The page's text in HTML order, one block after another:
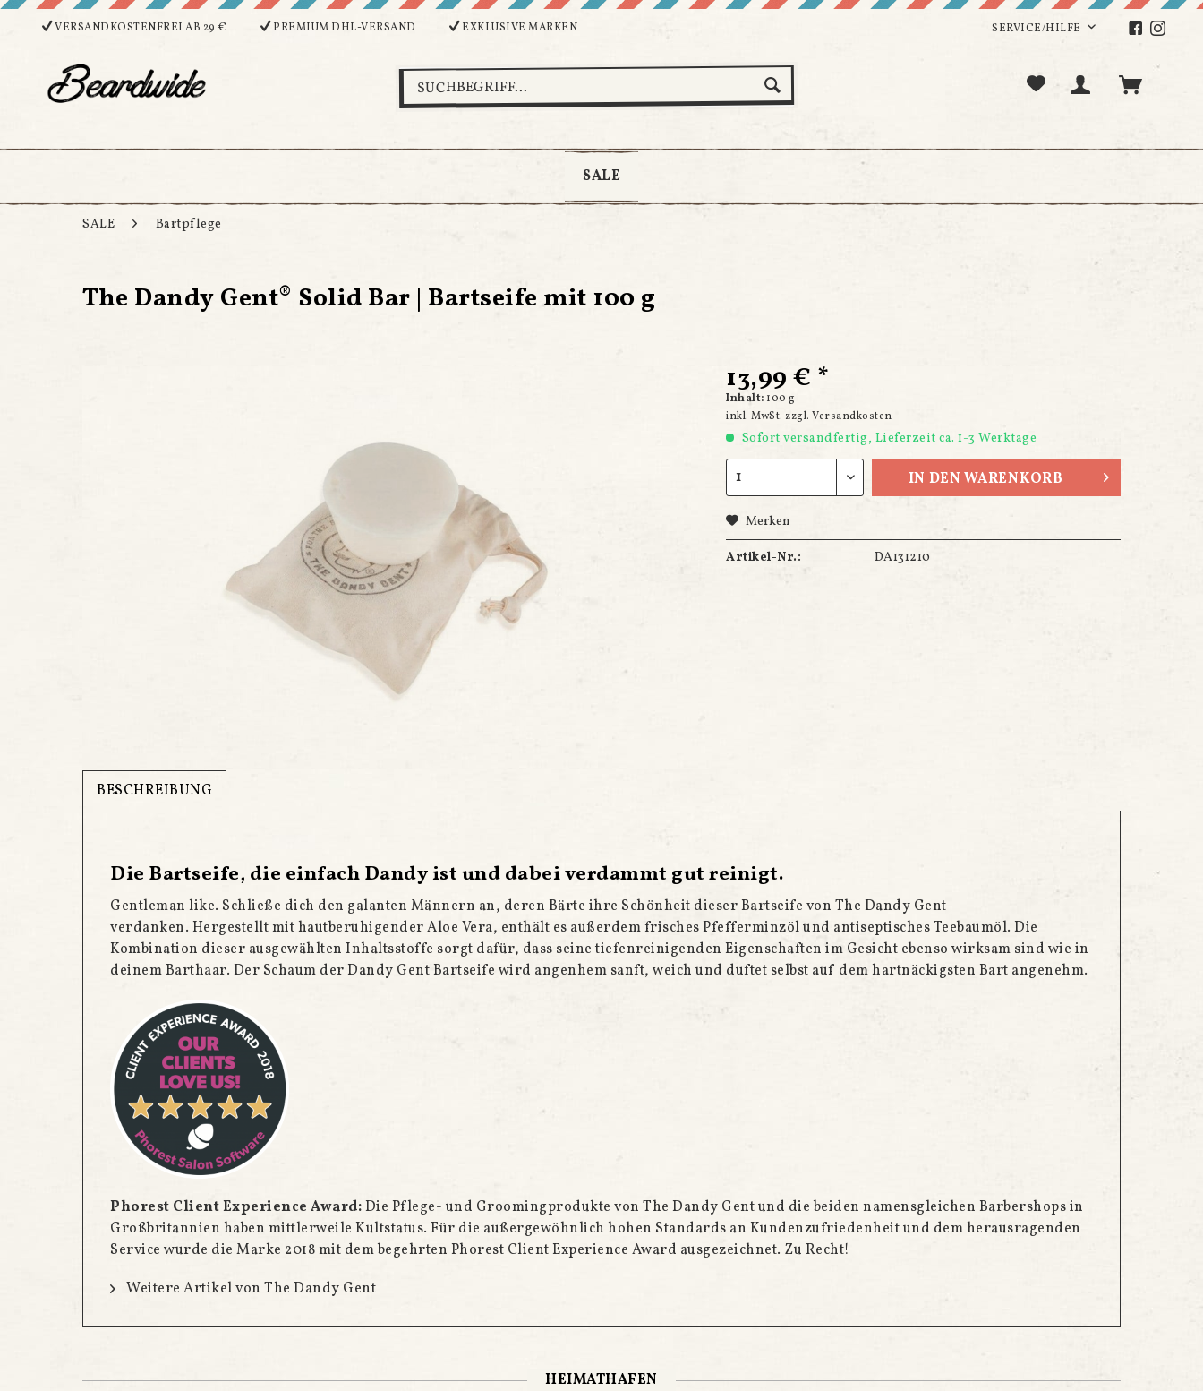
VERSANDKOSTENFREI AB 29 € PREMIUM DHL-VERSAND EXKLUSIVE MARKEN SERVICE/HILFE
SALE
SALE Bartpflege
The Dandy Gent® Solid Bar | Bartseife mit 100 g
13,99 € *
Inhalt: 100 g
inkl. MwSt. zzgl. Versandkosten
Sofort versandfertig, Lieferzeit ca. 1-3 Werktage
IN DEN WARENKORB
Merken
Artikel-Nr.: DA131210
BESCHREIBUNG
Die Bartseife, die einfach Dandy ist und dabei verdammt gut reinigt.
Gentleman like. Schließe dich den galanten Männern an, deren Bärte ihre Schönheit dieser Bartseife von The Dandy Gent
verdanken. Hergestellt mit hautberuhigender Aloe Vera, enthält es außerdem frisches Pfefferminzöl und antiseptisches Teebaumöl. Die
Kombination dieser ausgewählten Inhaltsstoffe sorgt dafür, dass seine tiefenreinigenden Eigenschaften im Gesicht ebenso wirksam sind wie in
deinem Barthaar. Der Schaum der Dandy Gent Bartseife wird angenhem sanft, weich und duftet selbst auf dem hartnäckigsten Bart angenehm.
Phorest Client Experience Award:Die Pflege- und Groomingprodukte von The Dandy Gent und die beiden namensgleichen Barbershops in
Großbritannien haben mittlerweile Kultstatus. Für die außergewöhnlich hohen Standards an Kundenzufriedenheit und dem herausragenden
Service wurde die Marke 2018 mit dem begehrten Phorest Client Experience Award ausgezeichnet. Zu Recht!
Weitere Artikel von The Dandy Gent
HEIMATHAFEN